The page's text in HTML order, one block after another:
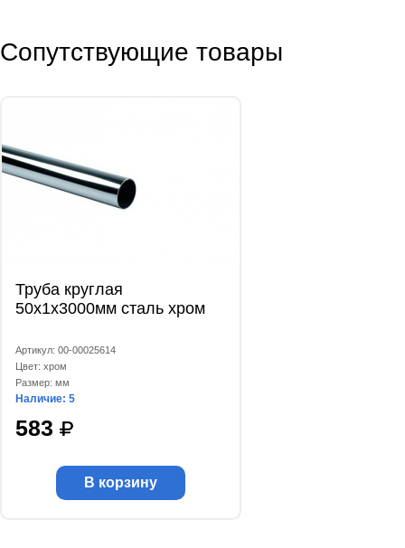
Сопутствующие товары
Труба круглая
50х1x3000мм сталь хром
Артикул: 00-00025614
Цвет: хром
Размер: мм
Наличие: 5
583
В корзину